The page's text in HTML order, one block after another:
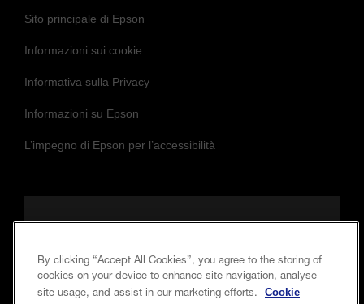
Sito principale di Epson
Informazioni sui cookie
Informativa sulla Privacy
Informazioni su Epson
L’impegno di Epson per l’accessibilità
Seguici per essere sempre aggiornato e in
By clicking “Accept All Cookies”, you agree to the storing of
cookies on your device to enhance site navigation, analyse
site usage, and assist in our marketing efforts.
Cookie